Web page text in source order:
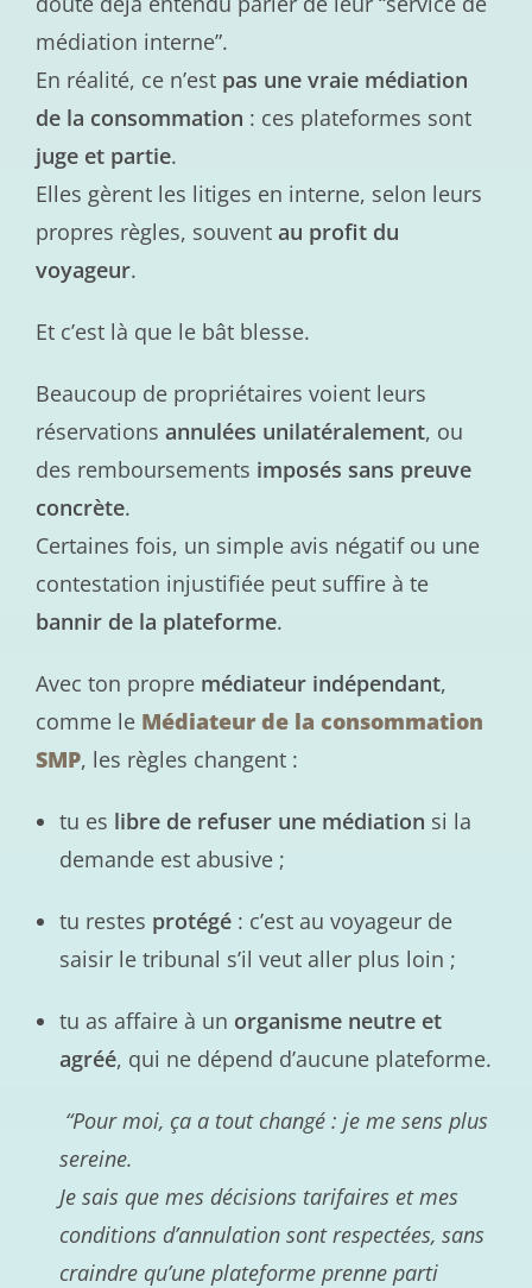
médiation interne”.
En réalité, ce n’est pas une vraie médiation
de la consommation : ces plateformes sont
juge et partie.
Elles gèrent les litiges en interne, selon leurs
propres règles, souvent au profit du
voyageur.
Et c’est là que le bât blesse.
Beaucoup de propriétaires voient leurs
réservations annulées unilatéralement, ou
des remboursements imposés sans preuve
concrète.
Certaines fois, un simple avis négatif ou une
contestation injustifiée peut suffire à te
bannir de la plateforme.
Avec ton propre médiateur indépendant,
comme le Médiateur de la consommation
SMP, les règles changent :
tu es libre de refuser une médiation si la
demande est abusive ;
tu restes protégé : c’est au voyageur de
saisir le tribunal s’il veut aller plus loin ;
tu as affaire à un organisme neutre et
agréé, qui ne dépend d’aucune plateforme.
“Pour moi, ça a tout changé : je me sens plus
sereine.
Je sais que mes décisions tarifaires et mes
conditions d’annulation sont respectées, sans
craindre qu’une plateforme prenne parti